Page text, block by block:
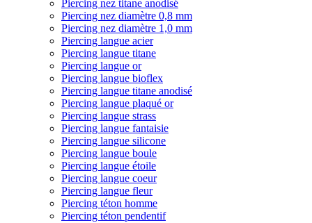
Piercing nez titane anodisé
Piercing nez diamètre 0,8 mm
Piercing nez diamètre 1,0 mm
Piercing langue acier
Piercing langue titane
Piercing langue or
Piercing langue bioflex
Piercing langue titane anodisé
Piercing langue plaqué or
Piercing langue strass
Piercing langue fantaisie
Piercing langue silicone
Piercing langue boule
Piercing langue étoile
Piercing langue coeur
Piercing langue fleur
Piercing téton homme
Piercing téton pendentif